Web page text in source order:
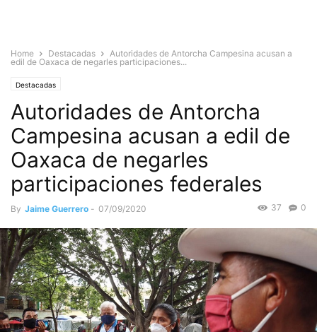
Home Destacadas
Autoridades de Antorcha Campesina acusan a
edil de Oaxaca de negarles participaciones...
Destacadas
Autoridades de Antorcha
Campesina acusan a edil de
Oaxaca de negarles
participaciones federales
By Jaime Guerrero - 07/09/2020 0
37